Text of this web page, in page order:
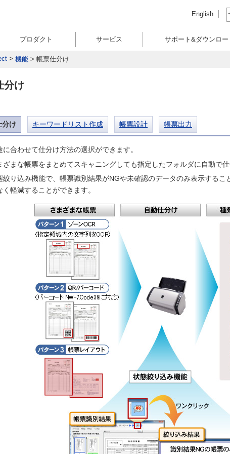
English
プロダクト サービス サポート&ダウンロー
> 機能 > 帳票仕分け
分け
分け キーワードリスト作成 帳票設計 帳票出力
に合わせて仕分け方法の選択ができます。
ざまな帳票をまとめてスキャニングしても指定したフォルダに自動で仕
絞り込み機能で、帳票識別結果がNGや未確認のデータのみ表示するこ
く軽減することができます。